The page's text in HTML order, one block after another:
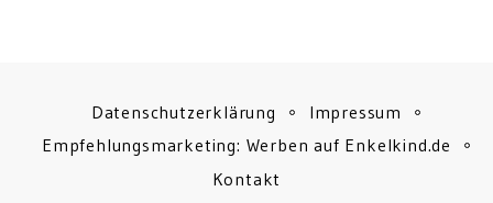
Datenschutzerklärung
Impressum
Empfehlungsmarketing: Werben auf Enkelkind.de
Kontakt